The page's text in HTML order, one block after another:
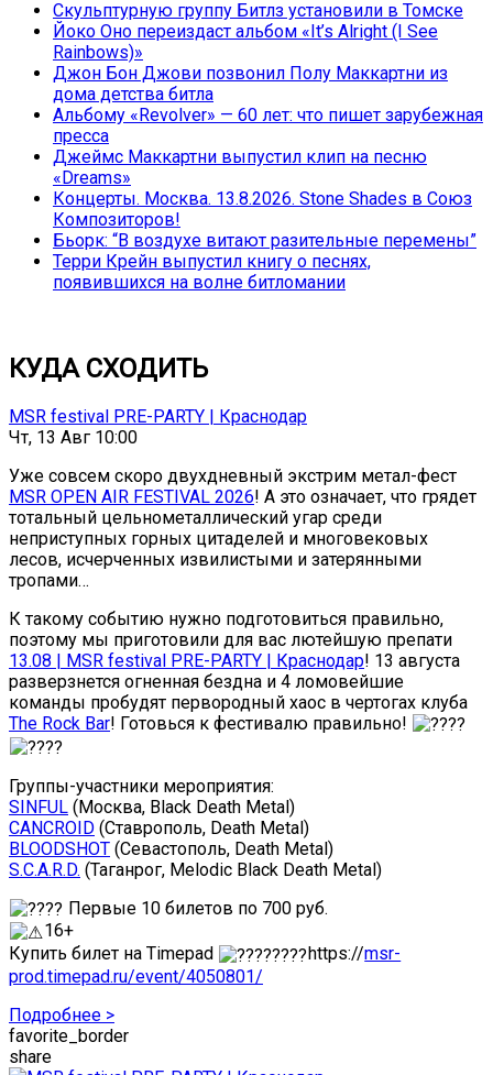
Скульптурную группу Битлз установили в Томске
Йоко Оно переиздаст альбом «It’s Alright (I See
Rainbows)»
Джон Бон Джови позвонил Полу Маккартни из
дома детства битла
Альбому «Revolver» — 60 лет: что пишет зарубежная
пресса
Джеймс Маккартни выпустил клип на песню
«Dreams»
Концерты. Москва. 13.8.2026. Stone Shades в Союз
Композиторов!
Бьорк: “В воздухе витают разительные перемены”
Терри Крейн выпустил книгу о песнях,
появившихся на волне битломании
КУДА СХОДИТЬ
MSR festival PRE-PARTY | Краснодар
Чт, 13 Авг 10:00
Уже совсем скоро двухдневный экстрим метал-фест
MSR OPEN AIR FESTIVAL 2026! А это означает, что грядет
тотальный цельнометаллический угар среди
неприступных горных цитаделей и многовековых
лесов, исчерченных извилистыми и затерянными
тропами…
К такому событию нужно подготовиться правильно,
поэтому мы приготовили для вас лютейшую препати
13.08 | MSR festival PRE-PARTY | Краснодар! 13 августа
разверзнется огненная бездна и 4 ломовейшие
команды пробудят первородный хаос в чертогах клуба
The Rock Bar! Готовься к фестивалю правильно!
Группы-участники мероприятия:
SINFUL (Москва, Black Death Metal)
CANCROID (Ставрополь, Death Metal)
BLOODSHOT (Севастополь, Death Metal)
S.C.A.R.D. (Таганрог, Melodic Black Death Metal)
Первые 10 билетов по 700 руб.
16+
Купить билет на Timepad
https://msr-
prod.timepad.ru/event/4050801/
Подробнее >
favorite_border
share